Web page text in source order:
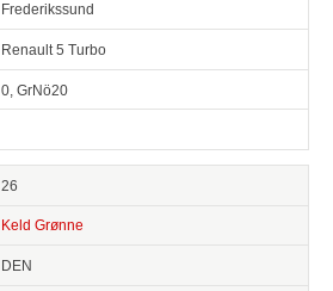
Frederikssund
Renault 5 Turbo
0, GrNö20
26
Keld Grønne
DEN